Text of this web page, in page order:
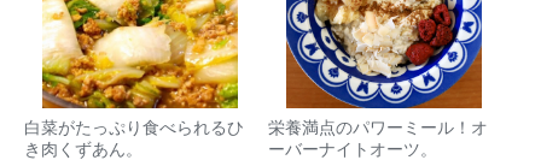
白菜がたっぷり食べられるひ
き肉くずあん。
栄養満点のパワーミール！オ
ーバーナイトオーツ。